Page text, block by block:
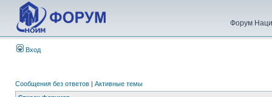
Форум
Вход
Сообщения без ответов | Активные темы